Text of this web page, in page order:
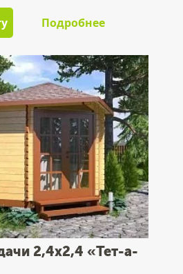
Подробнее
2,4x2,4 «Тет-а-